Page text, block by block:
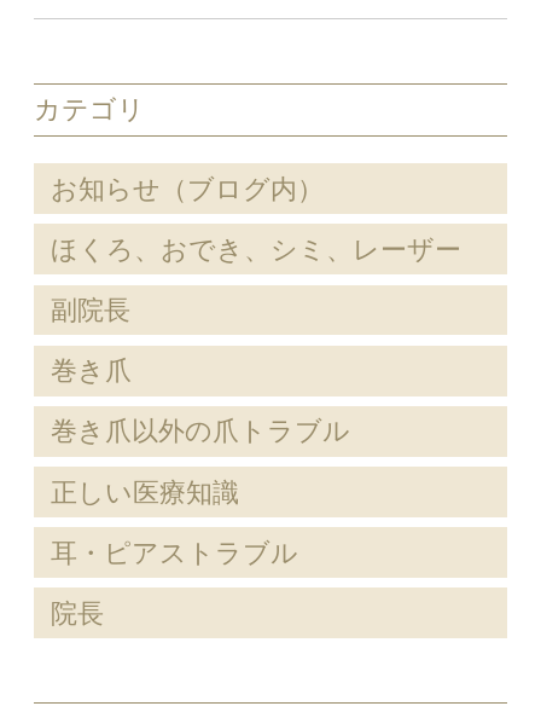
カテゴリ
お知らせ（ブログ内）
ほくろ、おでき、シミ、レーザー
副院長
巻き爪
巻き爪以外の爪トラブル
正しい医療知識
耳・ピアストラブル
院長